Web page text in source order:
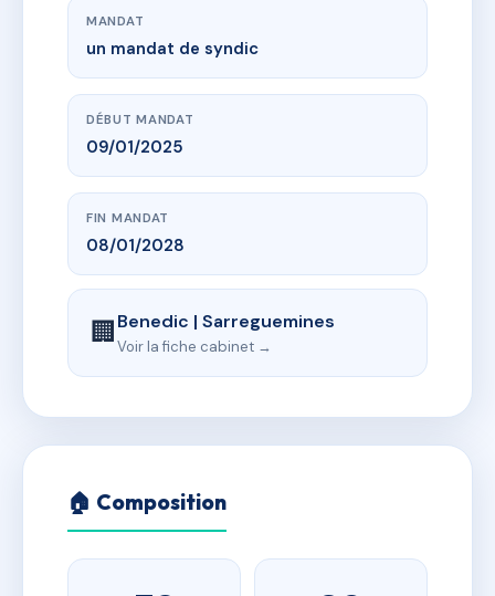
MANDAT
un mandat de syndic
DÉBUT MANDAT
09/01/2025
FIN MANDAT
08/01/2028
🏢Benedic | Sarreguemines
Voir la fiche cabinet →
🏠 Composition